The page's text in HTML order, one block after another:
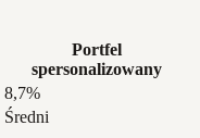
Portfel
spersonalizowany
8,7%
Średni